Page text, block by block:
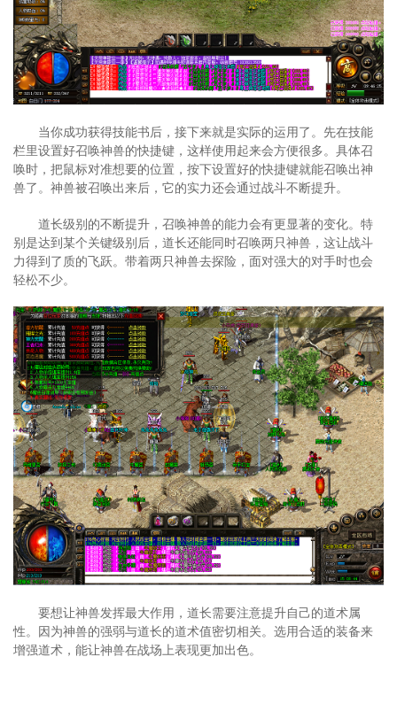
当你成功获得技能书后，接下来就是实际的运用了。先在技能
栏里设置好召唤神兽的快捷键，这样使用起来会方便很多。具体召
唤时，把鼠标对准想要的位置，按下设置好的快捷键就能召唤出神
兽了。神兽被召唤出来后，它的实力还会通过战斗不断提升。
道长级别的不断提升，召唤神兽的能力会有更显著的变化。特
别是达到某个关键级别后，道长还能同时召唤两只神兽，这让战斗
力得到了质的飞跃。带着两只神兽去探险，面对强大的对手时也会
轻松不少。
要想让神兽发挥最大作用，道长需要注意提升自己的道术属
性。因为神兽的强弱与道长的道术值密切相关。选用合适的装备来
增强道术，能让神兽在战场上表现更加出色。